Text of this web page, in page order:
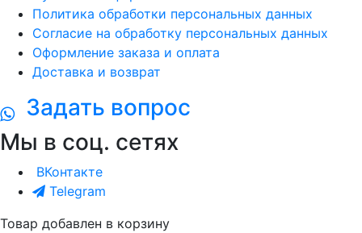
Политика обработки персональных данных
Согласие на обработку персональных данных
Оформление заказа и оплата
Доставка и возврат
Задать вопрос
Мы в соц. сетях
ВКонтакте
Telegram
Товар добавлен в корзину